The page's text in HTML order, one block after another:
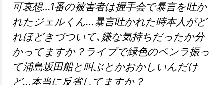
可哀想…1番の被害者は握手会で暴言を吐か
れたジェルくん…暴言吐かれた時本人がど
れほどきづついて､嫌な気持ちだったか分
かってますか？ライブで緑色のペンラ振っ
て浦島坂田船と叫ぶとかおかしいんだけ
ど…本当に反省してますか？